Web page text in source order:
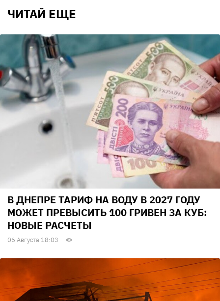
ЧИТАЙ ЕЩЕ
В ДНЕПРЕ ТАРИФ НА ВОДУ В 2027 ГОДУ
МОЖЕТ ПРЕВЫСИТЬ 100 ГРИВЕН ЗА КУБ:
НОВЫЕ РАСЧЕТЫ
06 Августа 18:03